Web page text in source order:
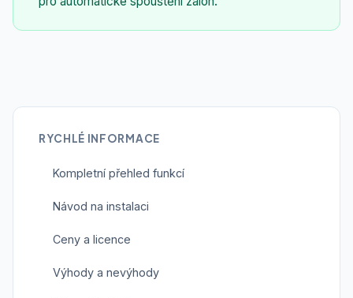
RYCHLÉ INFORMACE
Kompletní přehled funkcí
Návod na instalaci
Ceny a licence
Výhody a nevýhody